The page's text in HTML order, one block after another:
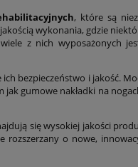
, które są
wykonania, gdzie
z nich wyposażonych
bezpieczeństwo i jakość.
gumowe nakładki na
się wysokiej jakości
o nowe,